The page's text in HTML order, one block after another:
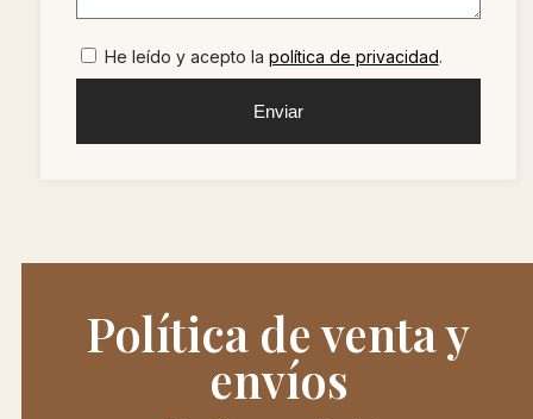
He leído y acepto la política de privacidad.
Enviar
Política de venta y
envíos